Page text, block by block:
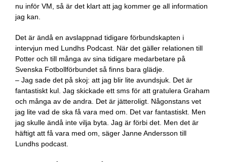
nu inför VM, så är det klart att jag kommer ge all information
jag kan.
Det är ändå en avslappnad tidigare förbundskapten i
intervjun med Lundhs Podcast. När det gäller relationen till
Potter och till många av sina tidigare medarbetare på
Svenska Fotbollförbundet så finns bara glädje.
– Jag sade det på skoj: att jag blir lite avundsjuk. Det är
fantastiskt kul. Jag skickade ett sms för att gratulera Graham
och många av de andra. Det är jätteroligt. Någonstans vet
jag lite vad de ska få vara med om. Det var fantastiskt. Men
jag skulle ändå inte vilja byta. Jag är förbi det. Men det är
häftigt att få vara med om, säger Janne Andersson till
Lundhs podcast.